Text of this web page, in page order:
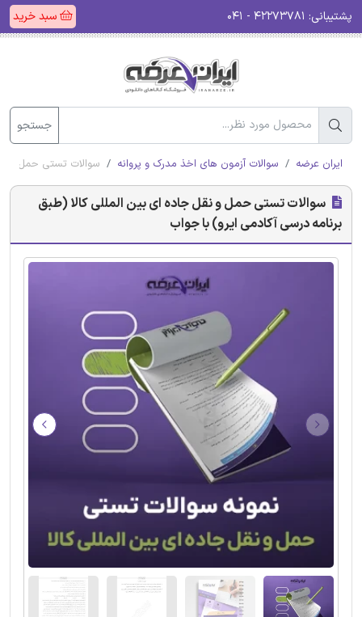
پشتیبانی: سبد خرید
جستجو
ایران عرضه سوالات آزمون های اخذ مدرک و پروانه سوالات تستی حمل و
سوالات تستی حمل و نقل جاده ای بین المللی کالا (طبق
برنامه درسی آکادمی ایرو) با جواب